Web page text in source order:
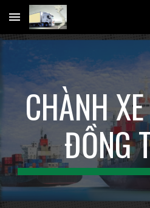
Skip to main content
CHÀNH
ĐỒNG